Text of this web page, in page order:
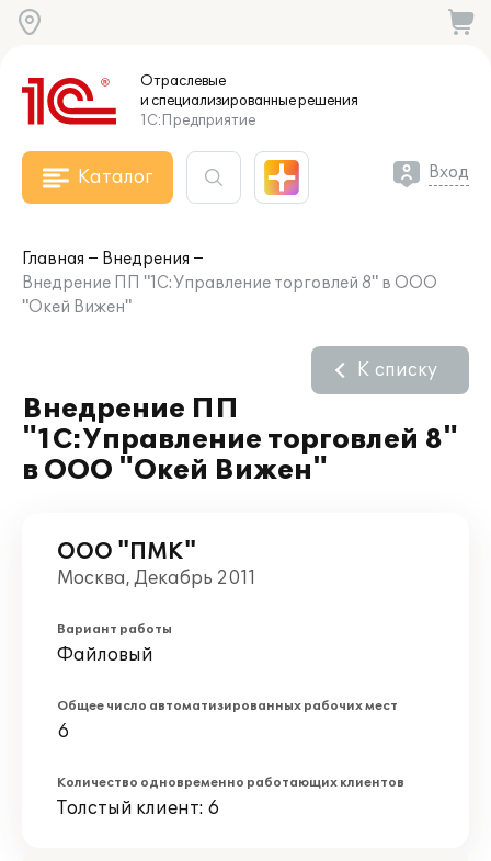
Отраслевые
и специализированныерешения
1С:Предприятие
Каталог Вход
Главная
Внедрения
Внедрение ПП "1С:Управление торговлей 8" в ООО
"Окей Вижен"
Внедрение ПП
"1С:Управление торговлей 8"
в ООО "Окей Вижен"
К списку
ООО "ПМК"
Москва, Декабрь 2011
Вариант работы
Файловый
Общее число автоматизированных рабочих мест
6
Количество одновременно работающих клиентов
Толстый клиент: 6